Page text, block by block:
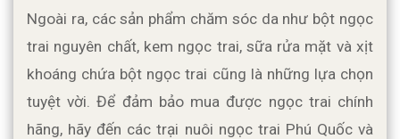
Ngoài ra, các sản phẩm chăm sóc da như bột ngọc
trai nguyên chất, kem ngọc trai, sữa rửa mặt và xịt
khoáng chứa bột ngọc trai cũng là những lựa chọn
tuyệt vời. Để đảm bảo mua được ngọc trai chính
hãng, hãy đến các trại nuôi ngọc trai Phú Quốc và